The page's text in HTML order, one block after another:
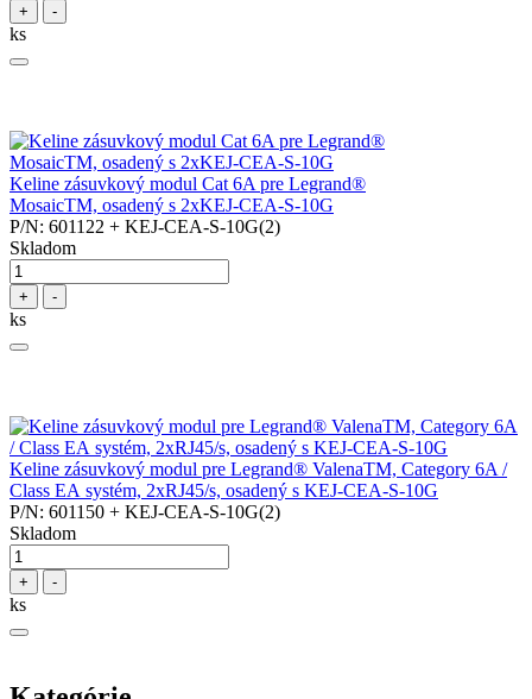
+ -
ks
Keline zásuvkový modul Cat 6A pre Legrand®
MosaicTM, osadený s 2xKEJ-CEA-S-10G
P/N: 601122 + KEJ-CEA-S-10G(2)
Skladom
+ -
ks
Keline zásuvkový modul pre Legrand® ValenaTM, Category 6A /
Class EA systém, 2xRJ45/s, osadený s KEJ-CEA-S-10G
P/N: 601150 + KEJ-CEA-S-10G(2)
Skladom
+ -
ks